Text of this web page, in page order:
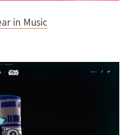
in Music